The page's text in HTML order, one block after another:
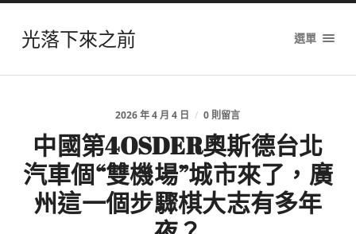
光落下來之前 選單
2026 年 4 月 4 日 / 0 則留言
中國第4OSDER奧斯德台北
汽車個“雙機場”城市來了，廣
州這一個步驟棋大志有多年